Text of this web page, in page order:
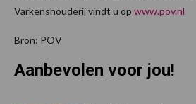
Varkenshouderij vindt u op www.pov.nl
Bron: POV
Aanbevolen voor jou!